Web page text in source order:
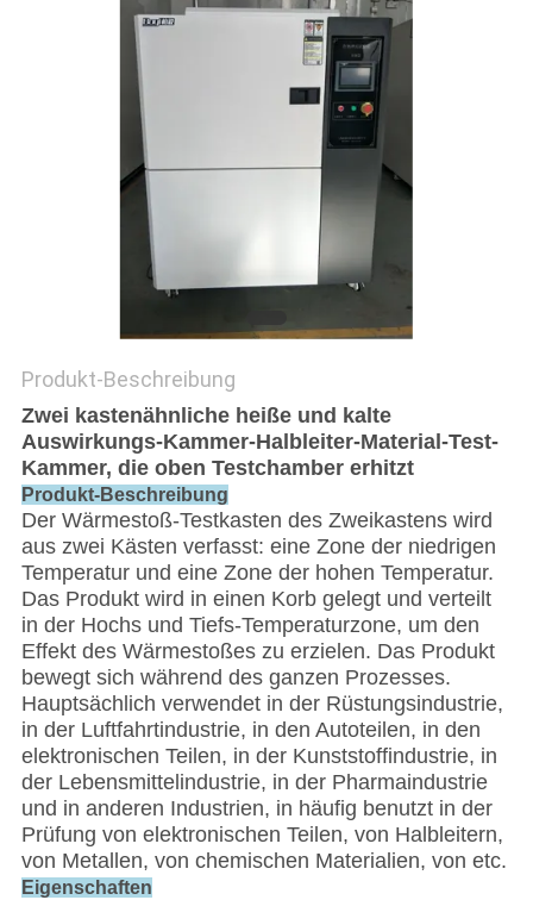
SITEMAP
DATENSCHUTZRICHTLINIE
Produkt-Beschreibung
Zwei kastenähnliche heiße und kalte
Auswirkungs-Kammer-Halbleiter-Material-Test-
Kammer, die oben Testchamber erhitzt
Produkt-Beschreibung
Der Wärmestoß-Testkasten des Zweikastens wird
aus zwei Kästen verfasst: eine Zone der niedrigen
Temperatur und eine Zone der hohen Temperatur.
Das Produkt wird in einen Korb gelegt und verteilt
in der Hochs und Tiefs-Temperaturzone, um den
Effekt des Wärmestoßes zu erzielen. Das Produkt
bewegt sich während des ganzen Prozesses.
Hauptsächlich verwendet in der Rüstungsindustrie,
in der Luftfahrtindustrie, in den Autoteilen, in den
elektronischen Teilen, in der Kunststoffindustrie, in
der Lebensmittelindustrie, in der Pharmaindustrie
und in anderen Industrien, in häufig benutzt in der
Prüfung von elektronischen Teilen, von Halbleitern,
von Metallen, von chemischen Materialien, von etc.
Eigenschaften